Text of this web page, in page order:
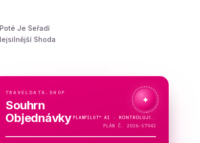
Je Seřadí
Shoda
TRAVELDATA.SHOP
Souhrn
Objednávky
✦
PLANPILOT™AI ·
PLÁN Č. 2026-57942